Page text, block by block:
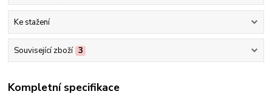
Ke stažení
Související zboží 3
Kompletní specifikace